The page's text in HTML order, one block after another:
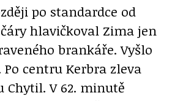
po standardce od
hlavičkoval Zima jen
brankáře. Vyšlo
centru Kerbra zleva
Chytil. V 62. minutě